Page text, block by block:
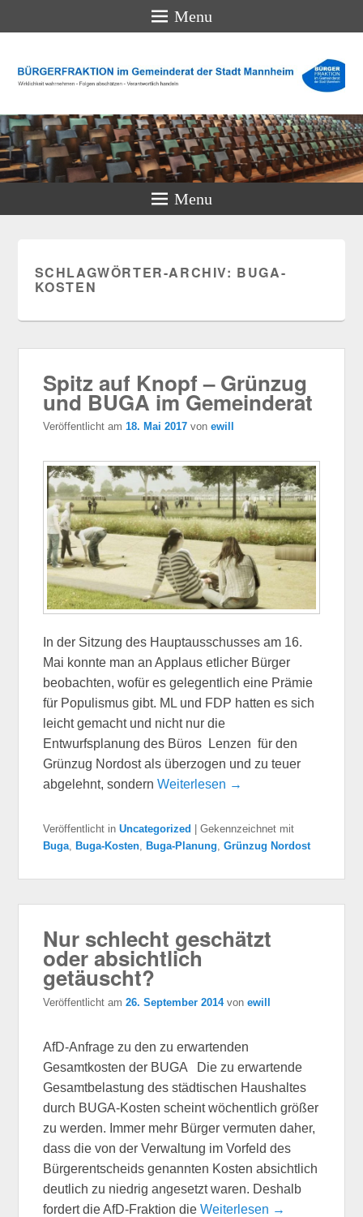
Menu
BÜRGERFRAKTION im
Gemeinderat der Stadt
Mannheim
Wirklichkeit wahrnehmen – Folgen abschätzen – Verantwortlich
handeln
Menu
SCHLAGWÖRTER-ARCHIV: BUGA-
KOSTEN
Spitz auf Knopf – Grünzug
und BUGA im Gemeinderat
Veröffentlicht am18. Mai 2017 vonewill
In der Sitzung des Hauptausschusses am 16.
Mai konnte man an Applaus etlicher Bürger
beobachten, wofür es gelegentlich eine Prämie
für Populismus gibt. ML und FDP hatten es sich
leicht gemacht und nicht nur die
Entwurfsplanung des Büros Lenzen für den
Grünzug Nordost als überzogen und zu teuer
abgelehnt, sondernWeiterlesen →
Veröffentlicht in Uncategorized |Gekennzeichnet mit
Buga ,Buga-Kosten ,Buga-Planung ,Grünzug Nordost
Nur schlecht geschätzt
oder absichtlich
getäuscht?
Veröffentlicht am26. September 2014 vonewill
AfD-Anfrage zu den zu erwartenden
Gesamtkosten der BUGA Die zu erwartende
Gesamtbelastung des städtischen Haushaltes
durch BUGA-Kosten scheint wöchentlich größer
zu werden. Immer mehr Bürger vermuten daher,
dass die von der Verwaltung im Vorfeld des
Bürgerentscheids genannten Kosten absichtlich
deutlich zu niedrig angesetzt waren. Deshalb
fordert die AfD-Fraktion dieWeiterlesen →